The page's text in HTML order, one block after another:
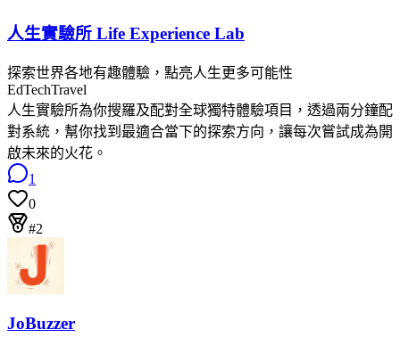
人生實驗所 Life Experience Lab
探索世界各地有趣體驗，點亮人生更多可能性
EdTechTravel
人生實驗所為你搜羅及配對全球獨特體驗項目，透過兩分鐘配
對系統，幫你找到最適合當下的探索方向，讓每次嘗試成為開
啟未來的火花。
1
0
#2
JoBuzzer